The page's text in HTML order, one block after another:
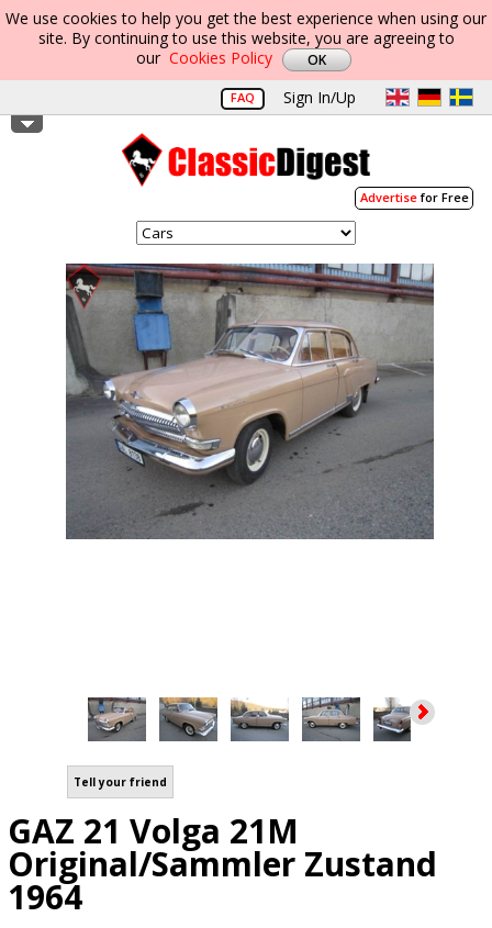
We use cookies to help you get the best experience when using our
site. By continuing to use this website, you are agreeing to
our Cookies Policy
FAQ Sign In/Up
Advertisefor Free
Tell your friend
GAZ 21 Volga 21M
Original/Sammler Zustand
1964